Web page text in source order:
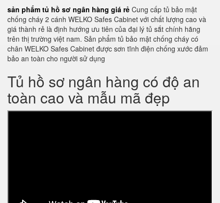
sản phẩm tủ hồ sơ ngân hàng giá rẻ Cung cấp tủ bảo mật
chống cháy 2 cánh WELKO Safes Cabinet với chất lượng cao và
giá thành rẻ là định hướng ưu tiên của đại lý tủ sắt chính hãng
trên thị trường việt nam. Sản phẩm tủ bảo mật chống cháy có
chân WELKO Safes Cabinet được sơn tĩnh điện chống xước đảm
bảo an toàn cho người sử dụng
Tủ hồ sơ ngân hàng có độ an
toàn cao và mẫu mã đẹp